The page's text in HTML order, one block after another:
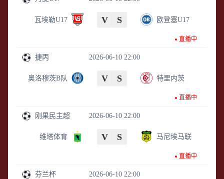
瓦埃勒U17 V S 欧登塞U17
直播中
2026-06-10 22:00
捷丙
奥洛穆茨B队 V S 特里内茨
直播中
2026-06-10 22:00
刚果民主超
维塔体育 V S 马尼埃马联
直播中
2026-06-10 22:00
芬兰杯